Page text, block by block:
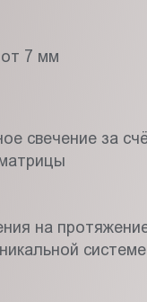
7 мм
свечение за
на
системе